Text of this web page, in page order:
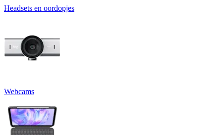
Headsets en oordopjes
Webcams